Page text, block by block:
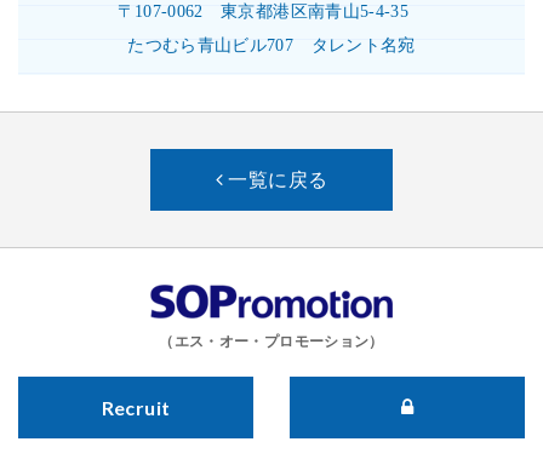
〒107-0062東京都港区南青山5-4-35
たつむら青山ビル707
タレント名宛
一覧に戻る
（エス・オー・プロモーション）
Recruit